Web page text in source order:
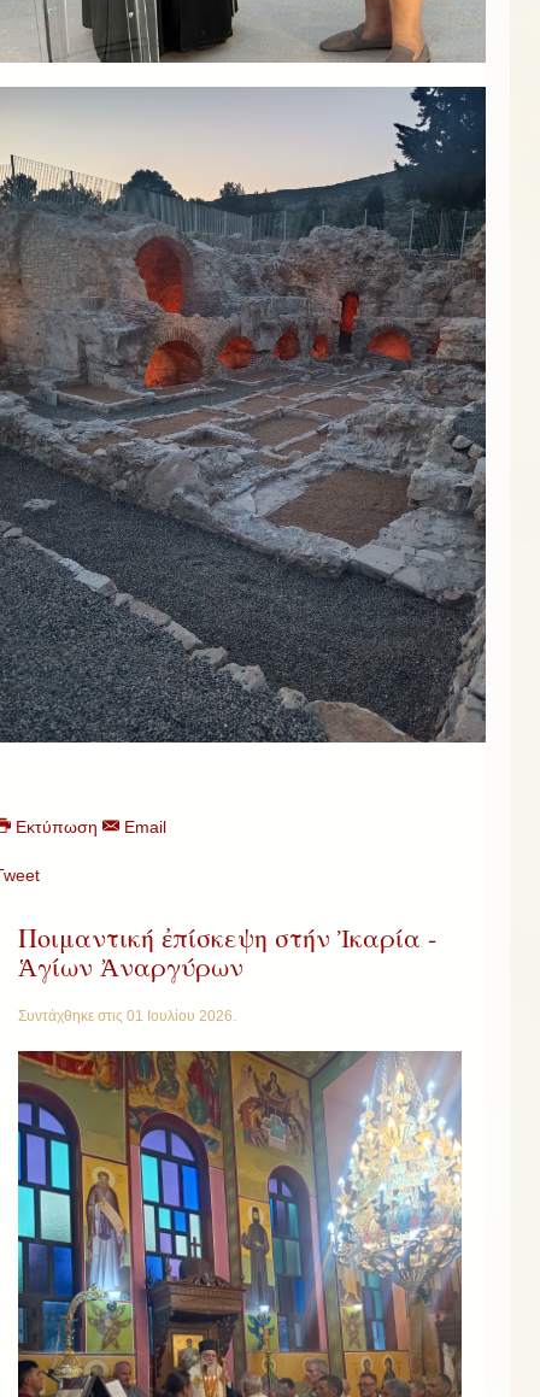
Εκτύπωση Email
Ποιμαντική ἐπίσκεψη στήν Ἰκαρία -
Ἁγίων Ἀναργύρων
Συντάχθηκε στις 01 Ιουλίου 2026